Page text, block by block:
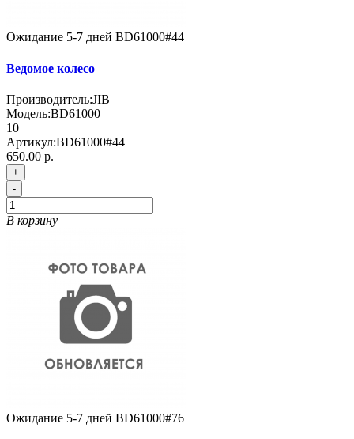
Ожидание 5-7 дней BD61000#44
Ведомое колесо
Производитель:JIB
Модель:BD61000
10
Артикул:BD61000#44
650.00 р.
+
-
В корзину
Ожидание 5-7 дней BD61000#76